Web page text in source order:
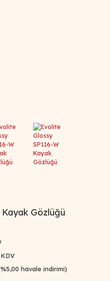
Gözlüğü
havale indirimi)